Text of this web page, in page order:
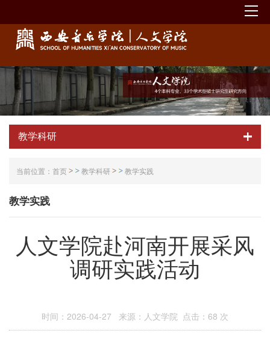
教学科研
当前位置： 首页 教学科研 教学实践
教学实践
人文学院赴河南开展采风
调研实践活动
时间：2026-04-27 来源：人文学院 点击： 68 次